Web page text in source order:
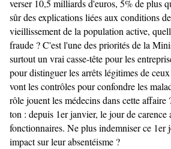
verser 10,5 milliards d'euros, 5% de plus
sûr des explications liées aux conditions
vieillissement de la population active,
fraude ? C'est l'une des priorités de la
surtout un vrai casse-tête pour les
pour distinguer les arrêts légitimes de
vont les contrôles pour confondre les
rôle jouent les médecins dans cette
ton : depuis 1er janvier, le jour de carence
fonctionnaires. Ne plus indemniser ce 1er
impact sur leur absentéisme ?